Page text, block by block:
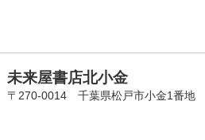
未来屋書店北小金
〒270-0014 千葉県松戸市小金1番地